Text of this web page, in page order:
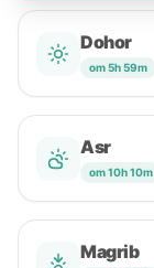
Dohor
om 5h 59m
Asr
om 10h 10m
Magrib